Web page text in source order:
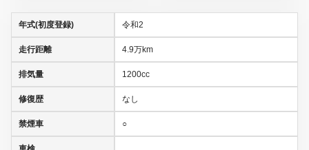
年式(初度登録) 令和2
走行距離 4.9万km
排気量 1200cc
修復歴 なし
禁煙車 ○